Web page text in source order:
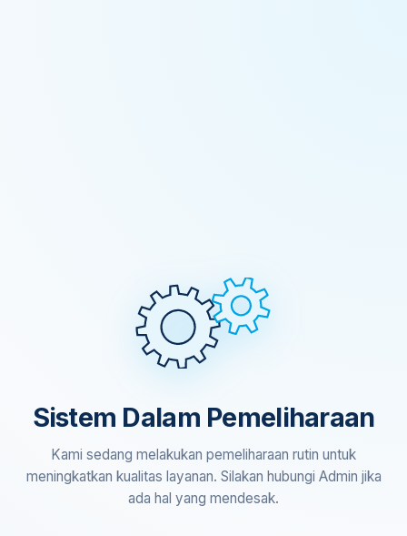
Sistem Dalam Pemeliharaan
Kami sedang melakukan pemeliharaan rutin untuk
meningkatkan kualitas layanan. Silakan hubungi Admin jika
ada hal yang mendesak.